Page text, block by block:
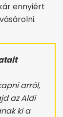
ennyiért
arról,
az Aldi
ki a